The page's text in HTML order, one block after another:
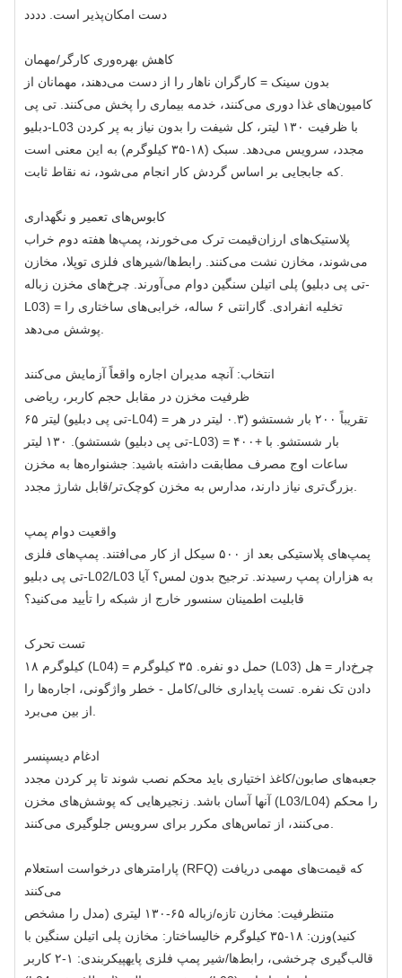
دست امکان‌پذیر است. دددد
کاهش بهره‌وری کارگر/مهمان
بدون سینک = کارگران ناهار را از دست می‌دهند، مهمانان از
کامیون‌های غذا دوری می‌کنند، خدمه بیماری را پخش می‌کنند. تی پی
دبلیو-L03 با ظرفیت ۱۳۰ لیتر، کل شیفت را بدون نیاز به پر کردن
مجدد، سرویس می‌دهد. سبک (۱۸-۳۵ کیلوگرم) به این معنی است
کابوس‌های تعمیر و نگهداری
پلاستیک‌های ارزان‌قیمت ترک می‌خورند، پمپ‌ها هفته دوم خراب
می‌شوند، مخازن نشت می‌کنند. رابط‌ها/شیرهای فلزی توپلا، مخازن
پلی اتیلن سنگین دوام می‌آورند. چرخ‌های مخزن زباله (تی پی دبلیو-
L03) = تخلیه انفرادی. گارانتی ۶ ساله، خرابی‌های ساختاری را
انتخاب: آنچه مدیران اجاره واقعاً آزمایش می‌کنند
ظرفیت مخزن در مقابل حجم کاربر، ریاضی
۶۵ لیتر (تی پی دبلیو-L04) = تقریباً ۲۰۰ بار شستشو (۰.۳ لیتر در هر
شستشو). ۱۳۰ لیتر (تی پی دبلیو-L03) = ۴۰۰+ بار شستشو. با
ساعات اوج مصرف مطابقت داشته باشید: جشنواره‌ها به مخزن
واقعیت دوام پمپ
پمپ‌های پلاستیکی بعد از ۵۰۰ سیکل از کار می‌افتند. پمپ‌های فلزی
تی پی دبلیو-L02/L03 به هزاران پمپ رسیدند. ترجیح بدون لمس؟ آیا
قابلیت اطمینان سنسور خارج از شبکه را تأیید می‌کنید؟
تست تحرک
۱۸ کیلوگرم (L04) = حمل دو نفره. ۳۵ کیلوگرم (L03) چرخ‌دار = هل
دادن تک نفره. تست پایداری خالی/کامل - خطر واژگونی، اجاره‌ها را
ادغام دیسپنسر
جعبه‌های صابون/کاغذ اختیاری باید محکم نصب شوند تا پر کردن مجدد
آنها آسان باشد. زنجیرهایی که پوشش‌های مخزن (L03/L04) را محکم
پارامترهای درخواست استعلام (RFQ) که قیمت‌های مهمی دریافت
می‌کنند
متنظرفیت: مخازن تازه/زباله ۶۵-۱۳۰ لیتری (مدل را مشخص
کنید)وزن: ۱۸-۳۵ کیلوگرم خالیساختار: مخازن پلی اتیلن سنگین با
قالب‌گیری چرخشی، رابط‌ها/شیر پمپ فلزی پایهپیکربندی: ۱-۲ کاربر